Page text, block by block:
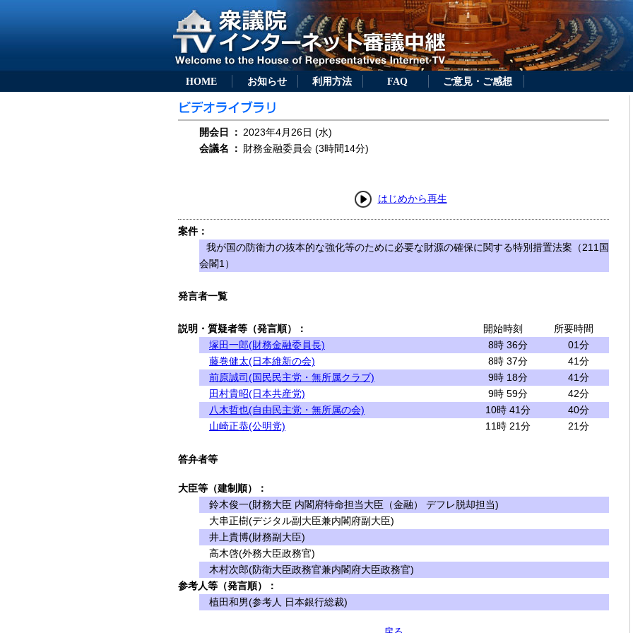
HOME お知らせ 利用方法 FAQ ご意見・ご感想
開会日 ： 2023年4月26日 (水)
会議名
： 財務金融委員会 (3時間14分)
はじめから再生
案件：
我が国の防衛力の抜本的な強化等のために必要な財源の確保に関する特別措置法案（211国
会閣1）
発言者一覧
説明・質疑者等（発言順）： 開始時刻
所要時間
塚田一郎(財務金融委員長)
8時 36分
01分
藤巻健太(日本維新の会)
8時 37分
41分
前原誠司(国民民主党・無所属クラブ)
9時 18分
41分
田村貴昭(日本共産党)
9時 59分
42分
八木哲也(自由民主党・無所属の会)
10時 41分
40分
山崎正恭(公明党)
11時 21分 21分
答弁者等
大臣等（建制順）：
鈴木俊一(財務大臣 内閣府特命担当大臣（金融） デフレ脱却担当)
大串正樹(デジタル副大臣兼内閣府副大臣)
井上貴博(財務副大臣)
高木啓(外務大臣政務官)
木村次郎(防衛大臣政務官兼内閣府大臣政務官)
参考人等（発言順）：
植田和男(参考人 日本銀行総裁)